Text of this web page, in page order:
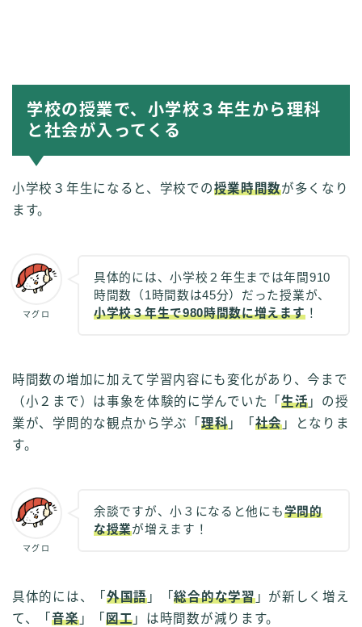
学校の授業で、小学校３年生から理科
と社会が入ってくる
小学校３年生になると、学校での授業時間数が多くなり
ます。
マグロ
具体的には、小学校２年生までは年間910
時間数（1時間数は45分）だった授業が、
小学校３年生で980時間数に増えます！
時間数の増加に加えて学習内容にも変化があり、今まで
（小２まで）は事象を体験的に学んでいた「 生活 」の授
業が、学問的な観点から学ぶ「 理科 」「 社会 」となりま
す。
マグロ
余談ですが、小３になると他にも学問的
な授業が増えます！
具体的には、「 外国語 」「総合的な学習」が新しく増え
て、「音楽」「 図工 」は時間数が減ります。